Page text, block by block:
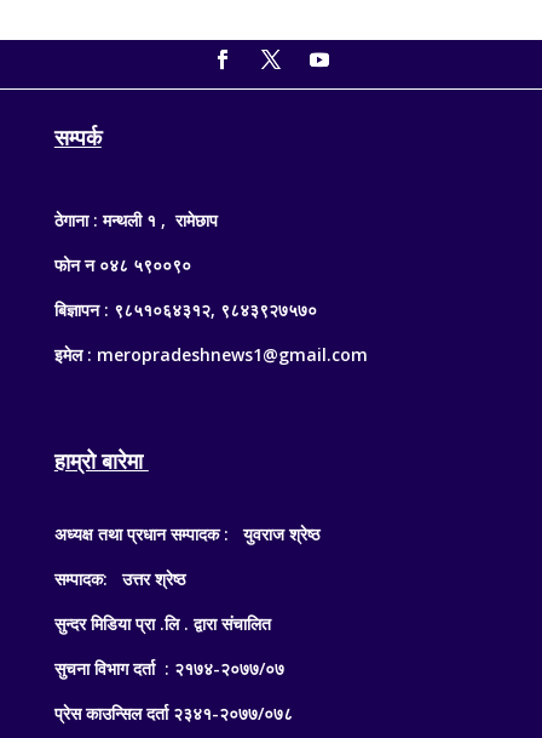
सम्पर्क
ठेगाना : मन्थली १ , रामेछाप
फोन न ०४८ ५९००९०
बिज्ञापन : ९८५१०६४३१२, ९८४३९२७५७०
इमेल : meropradeshnews1@gmail.com
हाम्रो बारेमा
अध्यक्ष तथा प्रधान सम्पादक : युवराज श्रेष्ठ
सम्पादक: उत्तर श्रेष्ठ
सुन्दर मिडिया प्रा .लि . द्वारा संचालित
सुचना विभाग दर्ता : २१७४-२०७७/०७
प्रेस काउन्सिल दर्ता २३४१-२०७७/०७८